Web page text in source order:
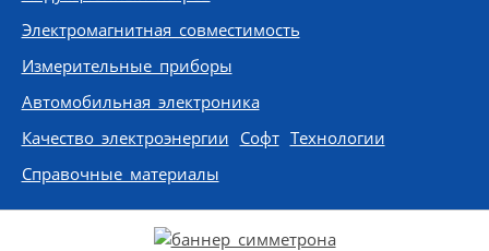
Электромагнитная совместимость
Измерительные приборы
Автомобильная электроника
Качество электроэнергии Софт Технологии
Справочные материалы